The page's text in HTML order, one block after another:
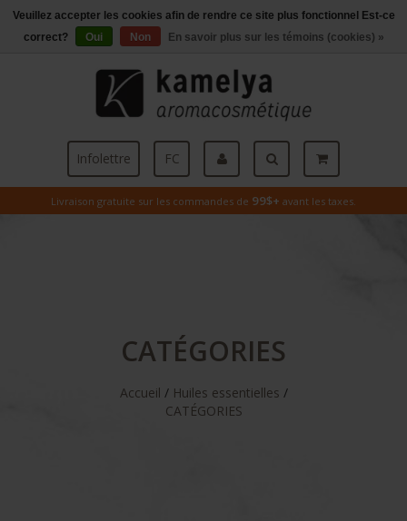
Livraison gratuite sur les commandes de 99$+ avant les taxes.
Menu
Infolettre FC
CATÉGORIES
Accueil / Huiles essentielles /
CATÉGORIES
Veuillez accepter les cookies afin de rendre ce site plus fonctionnel Est-ce
correct?
Oui Non En savoir plus sur les témoins (cookies) »